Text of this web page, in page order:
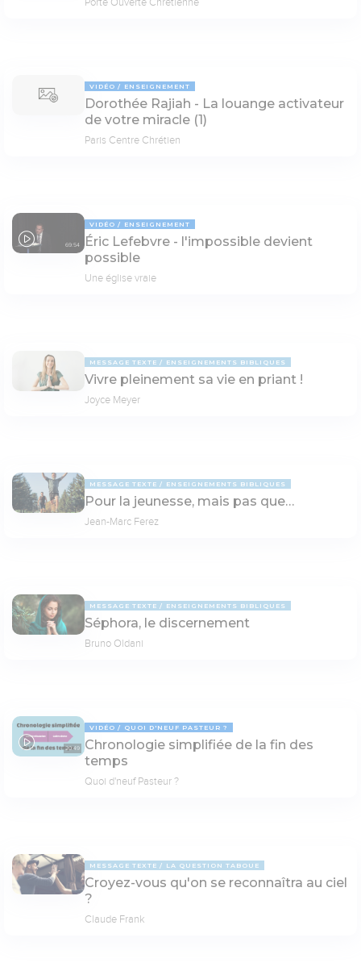
VIDÉO ENSEIGNEMENT
Dorothée Rajiah - La louange activateur
de votre miracle (1)
Paris Centre Chrétien
69:54
VIDÉO ENSEIGNEMENT
Éric Lefebvre - l'impossible devient
possible
Une église vraie
MESSAGE TEXTE ENSEIGNEMENTS BIBLIQUES
Vivre pleinement sa vie en priant !
Joyce Meyer
MESSAGE TEXTE ENSEIGNEMENTS BIBLIQUES
Pour la jeunesse, mais pas que…
Jean-Marc Ferez
MESSAGE TEXTE ENSEIGNEMENTS BIBLIQUES
Séphora, le discernement
Bruno Oldani
20:49
VIDÉO QUOI D'NEUF PASTEUR ?
Chronologie simplifiée de la fin des
temps
Quoi d'neuf Pasteur ?
MESSAGE TEXTE LA QUESTION TABOUE
Croyez-vous qu'on se reconnaîtra au ciel
?
Claude Frank